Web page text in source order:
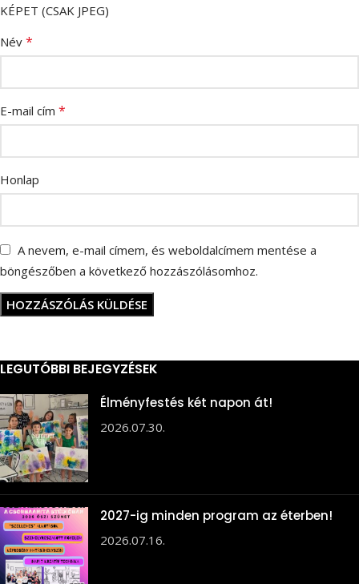
KÉPET (CSAK JPEG)
Név *
E-mail cím *
Honlap
A nevem, e-mail címem, és weboldalcímem mentése a
böngészőben a következő hozzászólásomhoz.
LEGUTÓBBI BEJEGYZÉSEK
Élményfestés két napon át!
2026.07.30.
2027-ig minden program az éterben!
2026.07.16.